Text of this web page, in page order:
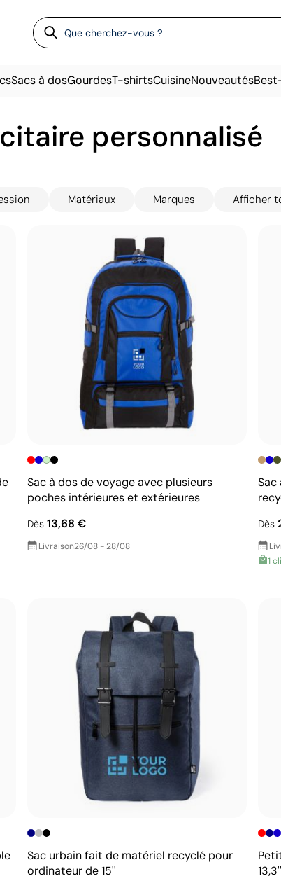
Sacs à dosGourdesT-shirtsCuisineNouveautés
personnalisé
Matériaux Marques Afficher
Sac à dos de voyage avec plusieurs
poches intérieures et extérieures
Dès 13,68 €
Livraison26/08 - 28/08
Sac
Dès
1
Sac urbain fait de matériel recyclé pour
ordinateur de 15''